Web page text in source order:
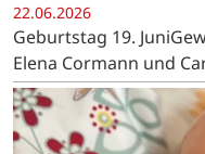
22.06.2026
Geburtstag 19.
Elena Cormann und